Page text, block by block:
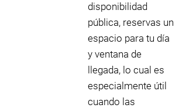
disponibilidad
pública, reservas un
espacio para tu día
y ventana de
llegada, lo cual es
especialmente útil
cuando las